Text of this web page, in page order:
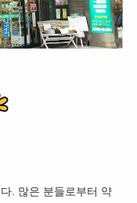
. 많은 분들로부터 약